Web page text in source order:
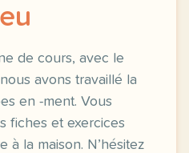
de cours, avec le
avons travaillé la
en -ment. Vous
fiches et exercices
à la maison. N’hésitez